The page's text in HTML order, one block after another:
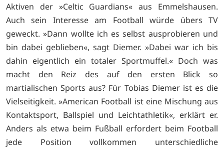
Aktiven der »Celtic Guardians« aus Emmelshausen.
Auch sein Interesse am Football würde übers TV
geweckt. »Dann wollte ich es selbst ausprobieren und
bin dabei geblieben«, sagt Diemer. »Dabei war ich bis
dahin eigentlich ein totaler Sportmuffel.« Doch was
macht den Reiz des auf den ersten Blick so
martialischen Sports aus? Für Tobias Diemer ist es die
Vielseitigkeit. »American Football ist eine Mischung aus
Kontaktsport, Ballspiel und Leichtathletik«, erklärt er.
Anders als etwa beim Fußball erfordert beim Football
jede Position vollkommen unterschiedliche